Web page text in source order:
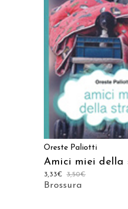
LEGGI
Oreste Paliotti
Amici miei della
3,50€
3,33€
Brossura